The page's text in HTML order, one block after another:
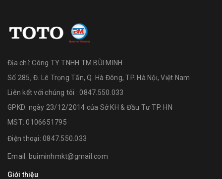
Địa chỉ:Công TY TNHH TM BÙI MINH
Số 285, Đ. Lê Trọng Tấn, Q. Hà Đông, TP. Hà Nội, Việt Nam
Liên kết với chúng tôi : 0847.550.033
GPKD: ngày 23/12/2014 của Sở KH & Đầu Tư TP. HN
MST: 0106651795
Điện thoại: 0847.550.033
Email: buiminhmkt@gmail.com
Giới thiệu